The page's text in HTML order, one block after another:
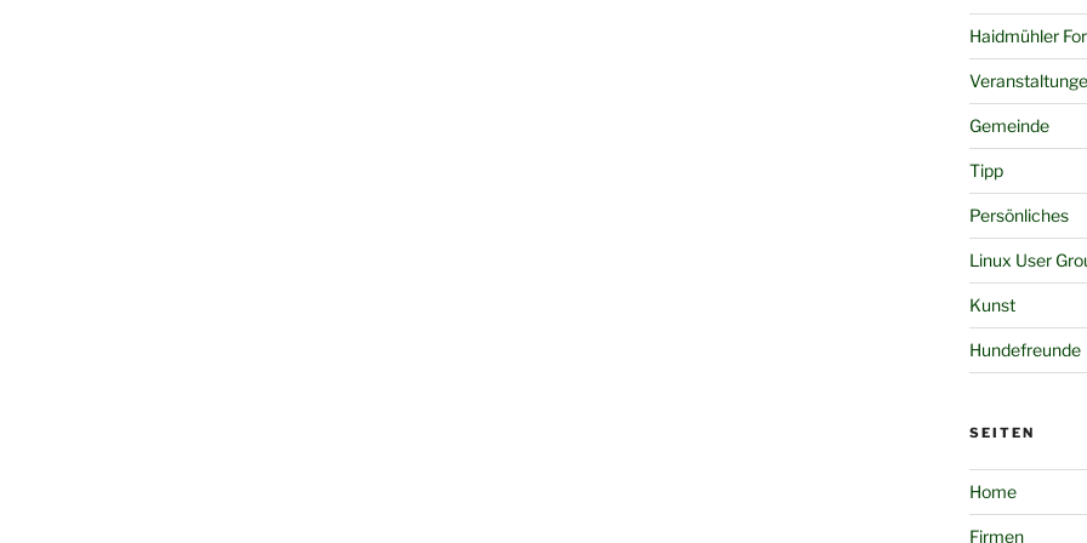
Haidmühler
Gemeinde
Tipp
Persönliches
Linux User
Kunst
Hundefreunde
SEITEN
Home
Firmen